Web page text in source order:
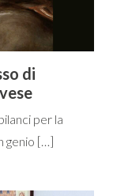
di
per la
genio […]